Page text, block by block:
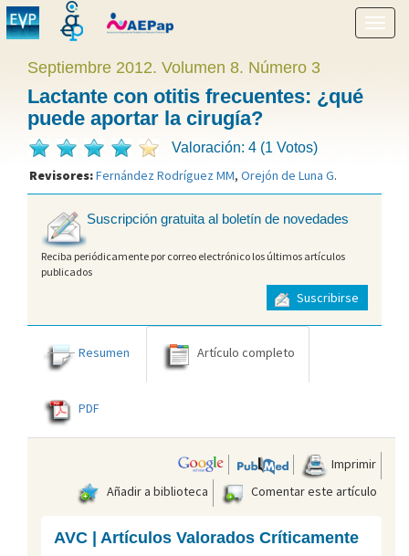
menú
Septiembre 2012. Volumen 8. Número 3
Lactante con otitis frecuentes: ¿qué
puede aportar la cirugía?
Valoración: 4 (1 Votos)
Revisores:Fernández Rodríguez MM, Orejón de Luna G.
Suscripción gratuita al boletín de novedades
Reciba periódicamente por correo electrónico los últimos artículos
publicados
Suscribirse
Resumen Artículo completo
PDF
Imprimir
Añadir a biblioteca
Comentar este artículo
AVC | Artículos Valorados Críticamente